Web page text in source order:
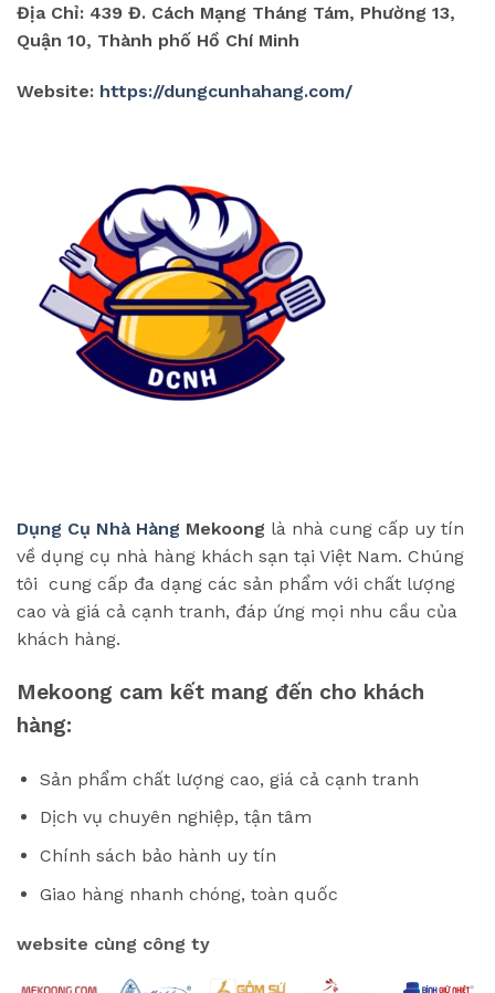
Địa Chỉ: 439 Đ. Cách Mạng Tháng Tám, Phường 13,
Quận 10, Thành phố Hồ Chí Minh
Website: https://dungcunhahang.com/
Dụng Cụ Nhà Hàng Mekoong là nhà cung cấp uy tín
về dụng cụ nhà hàng khách sạn tại Việt Nam. Chúng
tôi cung cấp đa dạng các sản phẩm với chất lượng
cao và giá cả cạnh tranh, đáp ứng mọi nhu cầu của
khách hàng.
Mekoong cam kết mang đến cho khách
hàng:
Sản phẩm chất lượng cao, giá cả cạnh tranh
Dịch vụ chuyên nghiệp, tận tâm
Chính sách bảo hành uy tín
Giao hàng nhanh chóng, toàn quốc
website cùng công ty